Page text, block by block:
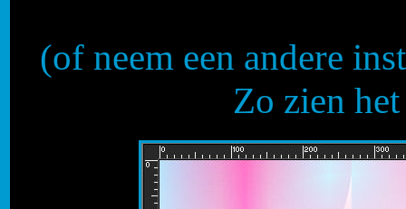
(of neem een andere
Zo zien